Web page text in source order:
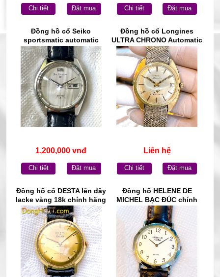
Chi tiết Đặt mua Chi tiết Đặt mua
Đồng hồ cổ Seiko
sportsmatic automatic
chính hãng nhật bản
1,200,000 vnđ
Chi tiết Đặt mua
Đồng hồ cổ Longines
ULTRA CHRONO Automatic
chính hãng Thụy Sĩ
Liên hệ
Chi tiết Đặt mua
Đồng hồ cổ DESTA lên dây
lacke vàng 18k chính hãng
Thụy Sĩ
Đồng hồ HELENE DE
MICHEL BẠC ĐÚC chính
hãng Pháp